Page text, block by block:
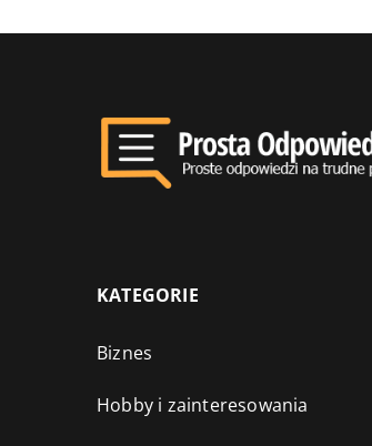
KATEGORIE
Biznes
Hobby i zainteresowania